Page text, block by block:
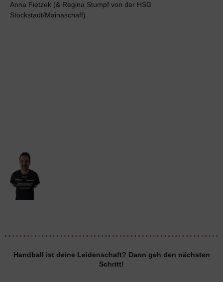
Anna Fietzek (& Regina Stumpf von der HSG
Stockstadt/Mainaschaff)
Handball ist deine Leidenschaft? Dann geh den nächsten
Schritt!